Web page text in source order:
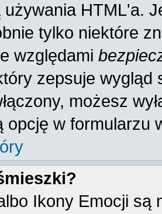
używania HTML'a.
tylko niektóre
względami
zepsuje wygląd
możesz
opcję w formularzu
Ikony Emocji są